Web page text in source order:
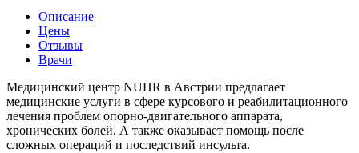
Описание
Цены
Отзывы
Врачи
Медицинский центр NUHR в Австрии предлагает
медицинские услуги в сфере курсового и реабилитационного
лечения проблем опорно-двигательного аппарата,
хронических болей. А также оказывает помощь после
сложных операций и последствий инсульта.